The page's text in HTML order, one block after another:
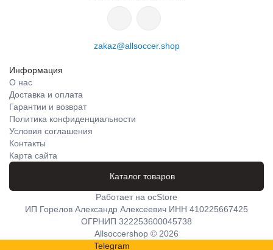
zakaz@allsoccer.shop
Информация
О нас
Доставка и оплата
Гарантии и возврат
Политика конфиденциальности
Условия соглашения
Контакты
Карта сайта
Каталог товаров
Работает на ocStore
ИП Горелов Александр Алексеевич ИНН 410225667425
ОГРНИП 322253600045738
Allsoccershop © 2026
Telegram